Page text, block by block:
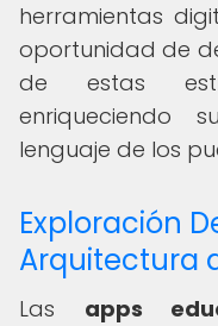
herramientas
oportunidad de
de estas
enriqueciendo
lenguaje de los
Exploración
Arquitectura
Las apps